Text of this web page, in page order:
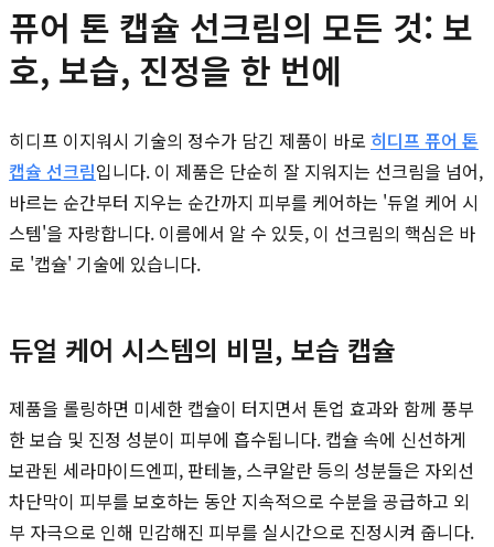
퓨어 톤 캡슐 선크림의 모든 것: 보
호, 보습, 진정을 한 번에
히디프 이지워시 기술의 정수가 담긴 제품이 바로 히디프 퓨어 톤
캡슐 선크림입니다. 이 제품은 단순히 잘 지워지는 선크림을 넘어,
바르는 순간부터 지우는 순간까지 피부를 케어하는 '듀얼 케어 시
스템'을 자랑합니다. 이름에서 알 수 있듯, 이 선크림의 핵심은 바
로 '캡슐' 기술에 있습니다.
듀얼 케어 시스템의 비밀, 보습 캡슐
제품을 롤링하면 미세한 캡슐이 터지면서 톤업 효과와 함께 풍부
한 보습 및 진정 성분이 피부에 흡수됩니다. 캡슐 속에 신선하게
보관된 세라마이드엔피, 판테놀, 스쿠알란 등의 성분들은 자외선
차단막이 피부를 보호하는 동안 지속적으로 수분을 공급하고 외
부 자극으로 인해 민감해진 피부를 실시간으로 진정시켜 줍니다.